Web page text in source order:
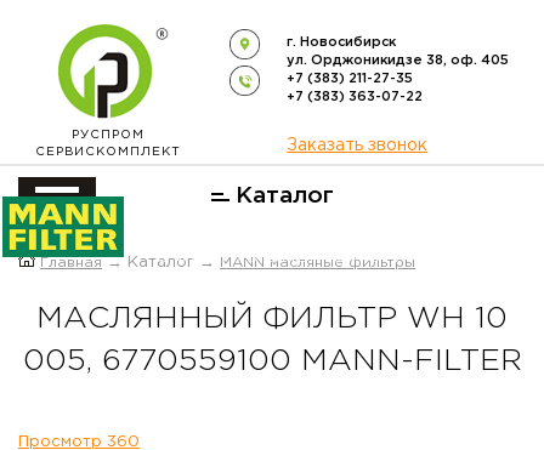
РУСПРОМ
СЕРВИСКОМПЛЕКТ
г. Новосибирск
ул. Орджоникидзе 38, оф. 405
+7 (383) 211-27-35
+7 (383) 363-07-22
Заказать звонок
Каталог
ОФИЦИАЛЬНЫЙ ДИСТРИБЬЮТОР
Главная → Каталог → MANN масляные фильтры
МАСЛЯННЫЙ ФИЛЬТР WH 10
005, 6770559100 MANN-FILTER
Просмотр 360